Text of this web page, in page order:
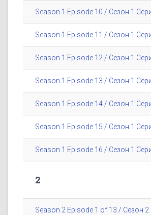
Season 1 Episode 10 / Сезон 1
Season 1 Episode 11 / Сезон 1
Season 1 Episode 12 / Сезон 1
Season 1 Episode 13 / Сезон 1
Season 1 Episode 14 / Сезон 1
Season 1 Episode 15 / Сезон 1
Season 1 Episode 16 / Сезон 1
2
Season 2 Episode 1 of 13 / Сезон 2